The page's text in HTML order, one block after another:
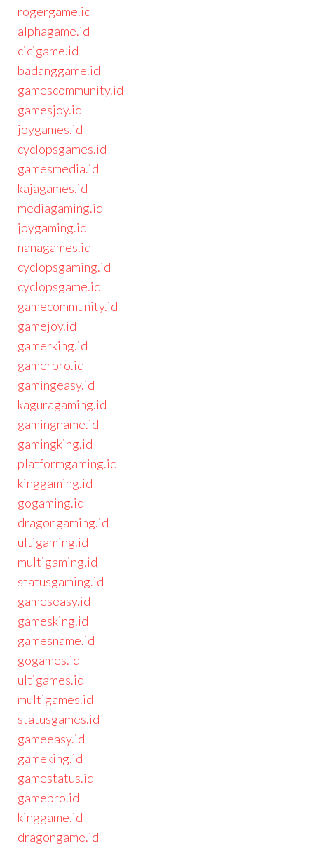
rogergame.id
alphagame.id
cicigame.id
badanggame.id
gamescommunity.id
gamesjoy.id
joygames.id
cyclopsgames.id
gamesmedia.id
kajagames.id
mediagaming.id
joygaming.id
nanagames.id
cyclopsgaming.id
cyclopsgame.id
gamecommunity.id
gamejoy.id
gamerking.id
gamerpro.id
gamingeasy.id
kaguragaming.id
gamingname.id
gamingking.id
platformgaming.id
kinggaming.id
gogaming.id
dragongaming.id
ultigaming.id
multigaming.id
statusgaming.id
gameseasy.id
gamesking.id
gamesname.id
gogames.id
ultigames.id
multigames.id
statusgames.id
gameeasy.id
gameking.id
gamestatus.id
gamepro.id
kinggame.id
dragongame.id